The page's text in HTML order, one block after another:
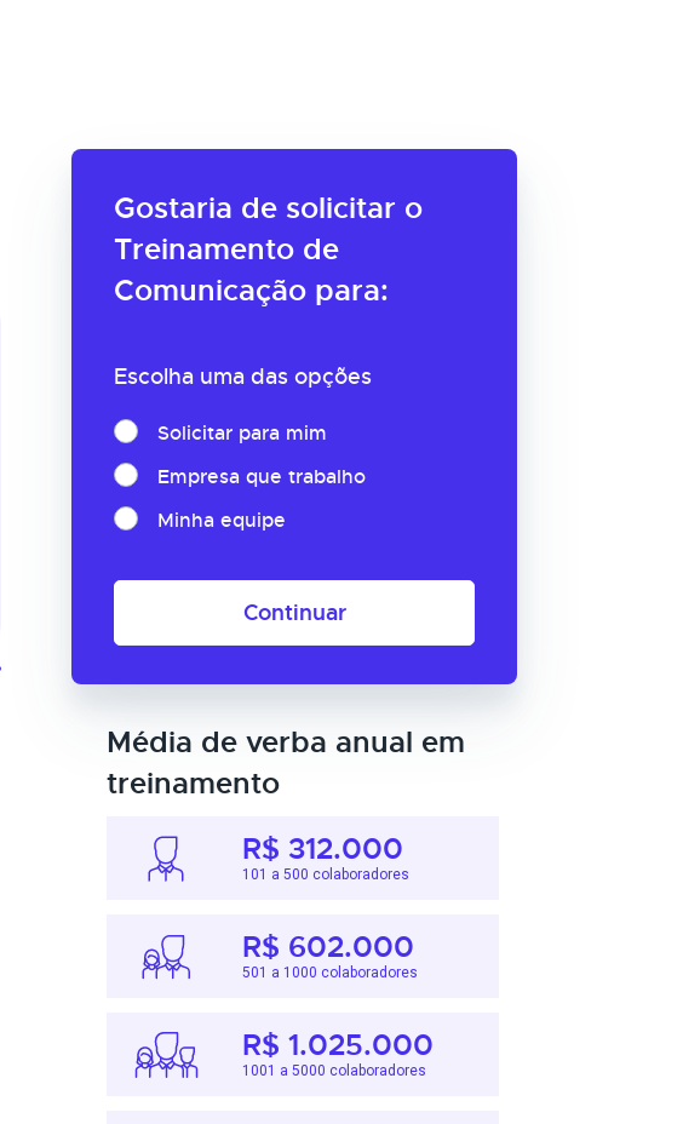
Gostaria de solicitar o
Treinamento de
Comunicação para:
Escolha uma das opções
Solicitar para mim
Empresa que trabalho
Minha equipe
Continuar
Média de verba anual em
treinamento
R$ 312.000
101 a 500 colaboradores
R$ 602.000
501 a 1000 colaboradores
R$ 1.025.000
1001 a 5000 colaboradores